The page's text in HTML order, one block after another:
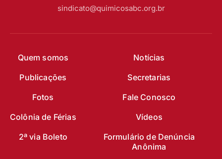
Quem somos
Notícias
Publicações
Secretarias
Fotos
Fale Conosco
Colônia de Férias
Vídeos
2ª via Boleto
Formulário de Denúncia
Anônima
sindicato@quimicosabc.org.br